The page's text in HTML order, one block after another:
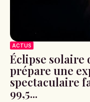
ACTUS
Éclipse solaire
prépare une
spectaculaire
99,5...